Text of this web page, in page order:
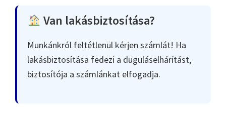
Van lakásbiztosítása?
Munkánkról feltétlenül kérjen számlát! Ha
lakásbiztosítása fedezi a duguláselhárítást,
biztosítója a számlánkat elfogadja.